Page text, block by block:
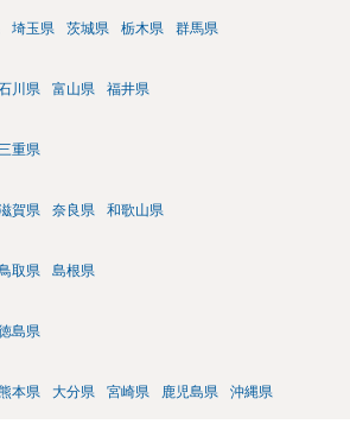
埼玉県 茨城県 栃木県 群馬県
川県 富山県 福井県
重県
賀県 奈良県 和歌山県
取県 島根県
島県
本県 大分県 宮崎県 鹿児島県 沖縄県